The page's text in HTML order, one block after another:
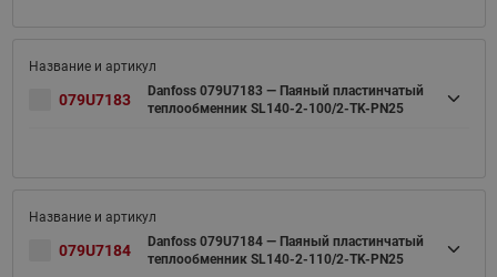
079U7183
Danfoss 079U7183 — Паяный пластинчатый
теплообменник SL140-2-100/2-TK-PN25
079U7184
Danfoss 079U7184 — Паяный пластинчатый
теплообменник SL140-2-110/2-TK-PN25